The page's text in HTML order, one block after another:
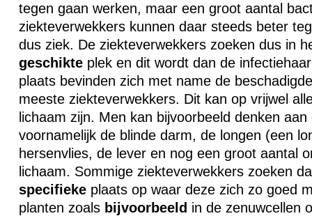
tegen gaan werken, maar een groot aantal
ziekteverwekkers kunnen daar steeds beter
dus ziek. De ziekteverwekkers zoeken dus in
geschikteplek en dit wordt dan de
plaats bevinden zich met name de
meeste ziekteverwekkers. Dit kan op vrijwel
lichaam zijn. Men kan bijvoorbeeld denken
voornamelijk de blinde darm, de longen (een
hersenvlies, de lever en nog een groot aantal
lichaam. Sommige ziekteverwekkers zoeken
specifiekeplaats op waar deze zich zo goed
planten zoals bijvoorbeeld in de zenuwcellen